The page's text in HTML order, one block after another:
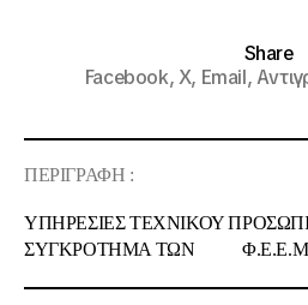
Share
Facebook,X, Email,
ΠΕΡΙΓΡΑΦΗ :
ΥΠΗΡΕΣΙΕΣ ΤΕΧΝΙΚΟΥ
ΣΥΓΚΡΟΤΗΜΑ ΤΩΝ